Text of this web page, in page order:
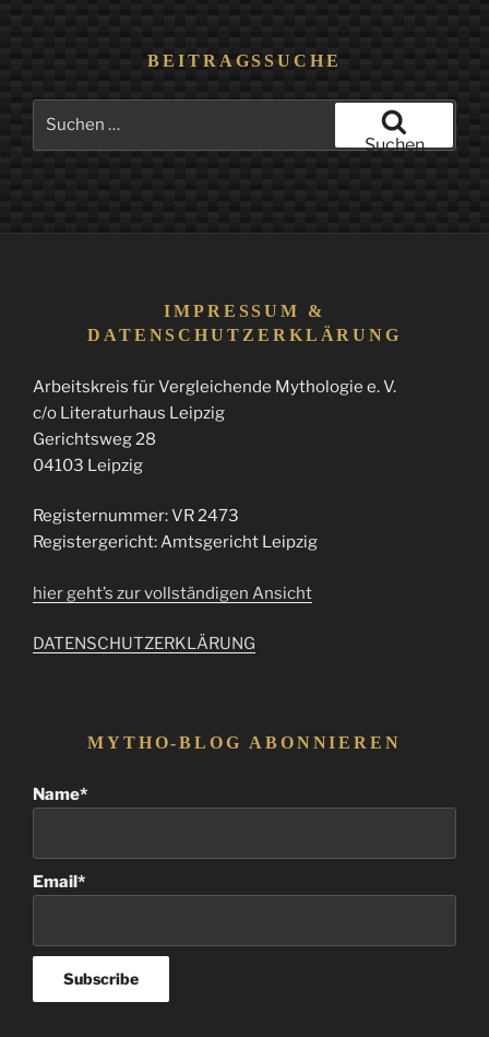
BEITRAGSSUCHE
Suchen
IMPRESSUM &
DATENSCHUTZERKLÄRUNG
Arbeitskreis für Vergleichende Mythologie e. V.
c/o Literaturhaus Leipzig
Gerichtsweg 28
04103 Leipzig
Registernummer: VR 2473
Registergericht: Amtsgericht Leipzig
hier geht’s zur vollständigen Ansicht
DATENSCHUTZERKLÄRUNG
MYTHO-BLOG ABONNIEREN
Name*
Email*